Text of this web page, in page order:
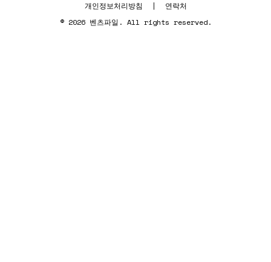
개인정보처리방침 |
연락처
© 2026 벤츠파일. All rights reserved.